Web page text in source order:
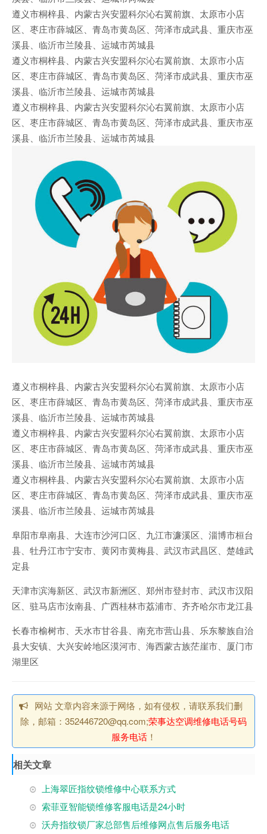
遵义市桐梓县、内蒙古兴安盟科尔沁右翼前旗、太原市小店
区、枣庄市薛城区、青岛市黄岛区、菏泽市成武县、重庆市巫
溪县、临沂市兰陵县、运城市芮城县
遵义市桐梓县、内蒙古兴安盟科尔沁右翼前旗、太原市小店
区、枣庄市薛城区、青岛市黄岛区、菏泽市成武县、重庆市巫
溪县、临沂市兰陵县、运城市芮城县
遵义市桐梓县、内蒙古兴安盟科尔沁右翼前旗、太原市小店
区、枣庄市薛城区、青岛市黄岛区、菏泽市成武县、重庆市巫
溪县、临沂市兰陵县、运城市芮城县
遵义市桐梓县、内蒙古兴安盟科尔沁右翼前旗、太原市小店
区、枣庄市薛城区、青岛市黄岛区、菏泽市成武县、重庆市巫
溪县、临沂市兰陵县、运城市芮城县
遵义市桐梓县、内蒙古兴安盟科尔沁右翼前旗、太原市小店
区、枣庄市薛城区、青岛市黄岛区、菏泽市成武县、重庆市巫
溪县、临沂市兰陵县、运城市芮城县
遵义市桐梓县、内蒙古兴安盟科尔沁右翼前旗、太原市小店
区、枣庄市薛城区、青岛市黄岛区、菏泽市成武县、重庆市巫
溪县、临沂市兰陵县、运城市芮城县
阜阳市阜南县、大连市沙河口区、九江市濂溪区、淄博市桓台
县、牡丹江市宁安市、黄冈市黄梅县、武汉市武昌区、楚雄武
定县
天津市滨海新区、武汉市新洲区、郑州市登封市、武汉市汉阳
区、驻马店市汝南县、广西桂林市荔浦市、齐齐哈尔市龙江县
长春市榆树市、天水市甘谷县、南充市营山县、乐东黎族自治
县大安镇、大兴安岭地区漠河市、海西蒙古族茫崖市、厦门市
湖里区
网站 文章内容来源于网络，如有侵权，请联系我们删
除，邮箱：352446720@qq.com;荣事达空调维修电话号码
服务电话！
相关文章
上海翠匠指纹锁维修中心联系方式
索菲亚智能锁维修客服电话是24小时
沃舟指纹锁厂家总部售后维修网点售后服务电话